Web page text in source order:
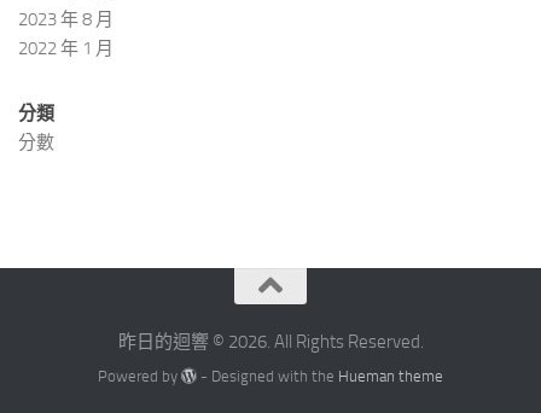
2023 年 8 月
2022 年 1 月
分類
分數
昨日的迴響 © 2026. All Rights Reserved.
Powered by - Designed with the Hueman theme